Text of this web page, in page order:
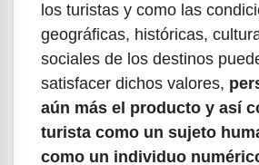
los turistas y como las
geográficas, históricas,
sociales de los destinos
satisfacer dichos valores,
aún más el producto y así
turista como un sujeto
como un individuo